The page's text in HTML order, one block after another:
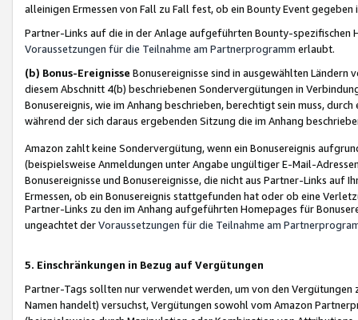
alleinigen Ermessen von Fall zu Fall fest, ob ein Bounty Event
Partner-Links auf die in der Anlage aufgeführten Bounty-spezifischen
Voraussetzungen für die Teilnahme am Partnerprogramm erlaubt.
(b) Bonus-Ereignisse Bonusereignisse sind in ausgewählten Ländern
diesem Abschnitt 4(b) beschriebenen Sondervergütungen in
Bonusereignis, wie im Anhang beschrieben, berechtigt sein muss,
während der sich daraus ergebenden Sitzung die im Anhang
Amazon zahlt keine Sondervergütung, wenn ein Bonusereignis
(beispielsweise Anmeldungen unter Angabe ungültiger E-Mail-
Bonusereignisse und Bonusereignisse, die nicht aus Partner-Links auf
Ermessen, ob ein Bonusereignis stattgefunden hat oder ob eine
Partner-Links zu den im Anhang aufgeführten Homepages für
ungeachtet derVoraussetzungen für die Teilnahme am
5. Einschränkungen in Bezug auf Vergütungen
Partner-Tags sollten nur verwendet werden, um von den
Namen handelt) versuchst, Vergütungen sowohl vom Amazon